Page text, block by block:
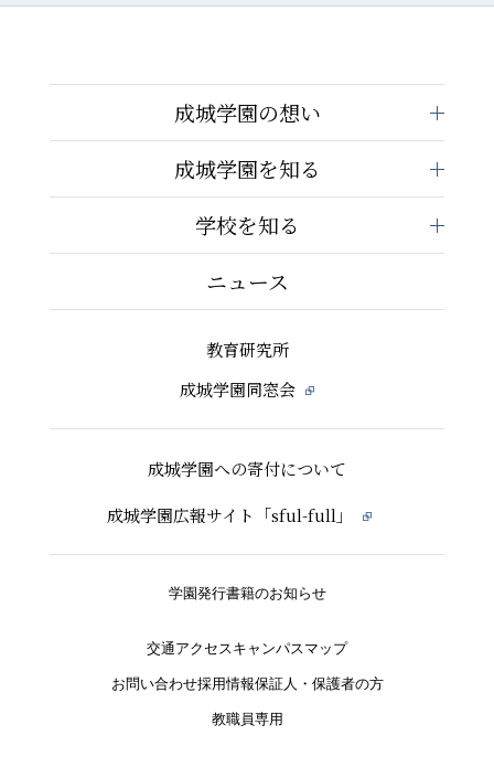
成城学園の想い
成城学園を知る
学校を知る
ニュース
教育研究所
成城学園同窓会
成城学園への寄付について
成城学園広報サイト「sful-full」
学園発行書籍のお知らせ
交通アクセスキャンパスマップ
お問い合わせ採用情報保証人・保護者の方
教職員専用